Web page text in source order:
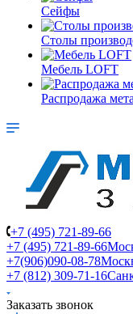
Сейфы
Столы
Мебель LOFT
Распродажа
+7 (495) 721-89-66
+7 (495) 721-89-66
+7(906)090-08-78
+7 (812) 309-71-16
Заказать звонок